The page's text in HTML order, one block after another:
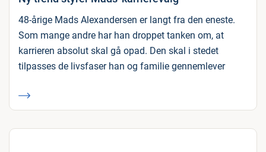
48-årige Mads Alexandersen er langt fra den eneste.
Som mange andre har han droppet tanken om, at
karrieren absolut skal gå opad. Den skal i stedet
tilpasses de livsfaser han og familie gennemlever